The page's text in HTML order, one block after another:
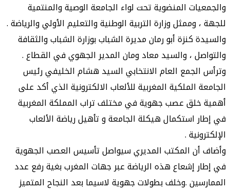
والجمعيات المنضوية تحت لواء الجامعة الوصية والمنتمية
للجهة ، وممثل وزارة التربية الوطنية والتعليم الأولي والرياضة .
والسيدة كنزة أبو رمان مديرة الشباب بوزارة الشباب والثقافة
والتواصل ، والسيد معاد ومان المدير الجهوي في القطاع .
وترأس الجمع العام الانتخابي السيد هشام الخليفي رئيس
الجامعة الملكية المغربية للألعاب الالكترونية الذي أكد على
أهمية خلق عصب جهوية في مختلف تراب المملكة المغربية
في إطار استكمال هيكلة الجامعة و تأهيل رياضة الألعاب
الإلكترونية .
وأضاف أن المكتب المديري سيواصل تأسيس العصب الجهوية
في إطار إشعاع هذه الرياضة عبر جهات المغرب بغية رفع عدد
الممارسين .وخلف بطولات جهوية لاسيما بعد النجاح المتميز